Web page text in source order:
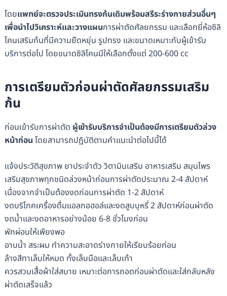
โดยแพทย์จะตรวจประเมินทรงก้นเดิมพร้อมสรีระร่างกายส่วนอื่นๆ
เพื่อนำไปวิเคราะห์และวางแผนการผ่าตัดศัลยกรรม และเลือกยี่ห้อซิลิ
โคนเสริมก้นที่มีความยืดหยุ่น รูปทรง และขนาดเหมาะกับผู้เข้ารับ
บริการต่อไป โดยขนาดซิลิโคนมีให้เลือกตั้งแต่ 200-600 cc
การเตรียมตัวก่อนผ่าตัดศัลยกรรมเสริม
ก้น
ก่อนเข้ารับการผ่าตัด ผู้เข้ารับบริการจำเป็นต้องมีการเตรียมตัวล่วง
หน้าก่อน โดยสามารถปฏิบัติตามคำแนะนำต่อไปนี้ได้
แจ้งประวัติสุขภาพ ยาประจำตัว วิตามินเสริม อาหารเสริม สมุนไพร
เสริมสุขภาพทุกชนิดล่วงหน้าก่อนการผ่าตัดประมาณ 2-4 สัปดาห์
เนื่องจากจำเป็นต้องงดก่อนการผ่าตัด 1-2 สัปดาห์
งดบริโภคเครื่องดื่มแอลกอฮอล์และงดสูบบุหรี่ 2 สัปดาห์ก่อนผ่าตัด
งดน้ำและงดอาหารอย่างน้อย 6-8 ชั่วโมงก่อน
พักผ่อนให้เพียงพอ
อาบน้ำ สระผม ทำความสะอาดร่างกายให้เรียบร้อยก่อน
ล้างสีทาเล็บให้หมด ทั้งเล็บมือและเล็บเท้า
ควรสวมเสื้อผ้าใส่สบาย เหมาะต่อการถอดก่อนผ่าตัดและใส่กลับหลัง
ผ่าตัดเสร็จแล้ว